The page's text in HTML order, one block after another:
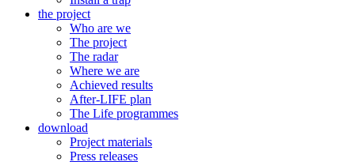
the project
Who are we
The project
The radar
Where we are
Achieved results
After-LIFE plan
The Life programmes
download
Project materials
Press releases